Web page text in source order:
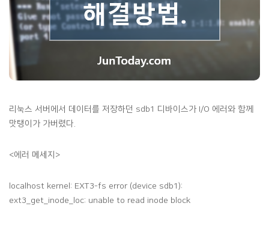
리눅스 서버에서 데이터를 저장하던 sdb1 디바이스가 I/O 에러와 함께
맛탱이가 가버렸다.
<에러 메세지>
localhost kernel: EXT3-fs error (device sdb1):
ext3_get_inode_loc: unable to read inode block